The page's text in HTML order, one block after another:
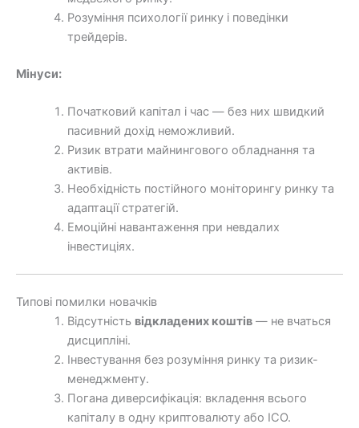
Розуміння психології ринку і поведінки
трейдерів.
Мінуси:
Початковий капітал і час — без них швидкий
пасивний дохід неможливий.
Ризик втрати майнингового обладнання та
активів.
Необхідність постійного моніторингу ринку та
адаптації стратегій.
Емоційні навантаження при невдалих
інвестиціях.
Типові помилки новачків
Відсутність відкладених коштів— не вчаться
дисципліні.
Інвестування без розуміння ринку та ризик-
менеджменту.
Погана диверсифікація: вкладення всього
капіталу в одну криптовалюту або ICO.